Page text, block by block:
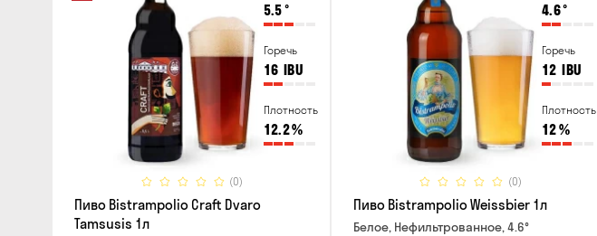
5.5°
Горечь
16 IBU
Плотность
12.2%
(0)
Пиво Bistrampolio Craft Dvaro
Tamsusis 1л
4.6°
Горечь
12 IBU
Плотность
12%
(0)
Пиво Bistrampolio Weissbier 1л
Белое, Нефильтрованное, 4.6°